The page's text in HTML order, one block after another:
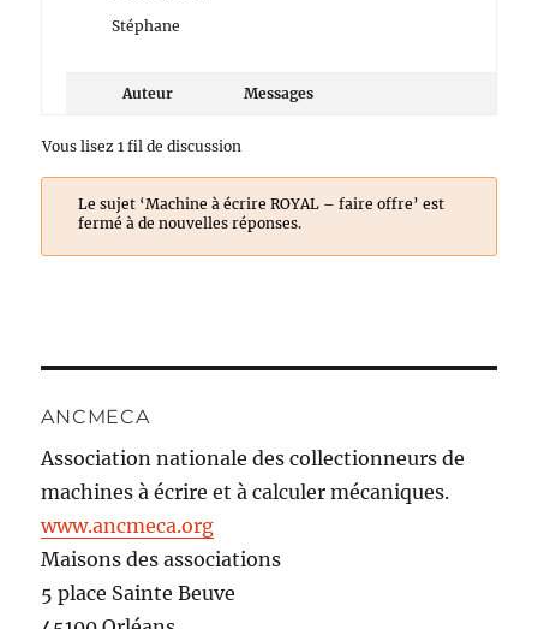
Stéphane
Auteur Messages
Vous lisez 1 fil de discussion
Le sujet ‘Machine à écrire ROYAL – faire offre’ est
fermé à de nouvelles réponses.
ANCMECA
Association nationale des collectionneurs de
machines à écrire et à calculer mécaniques.
www.ancmeca.org
Maisons des associations
5 place Sainte Beuve